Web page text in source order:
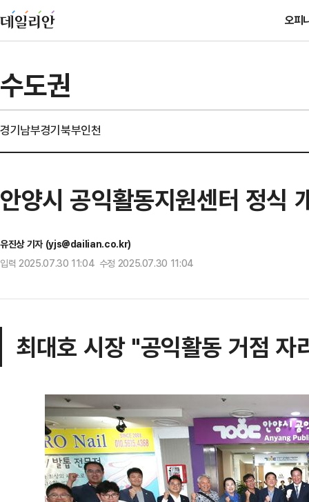
오피
수도권
경기남부경기북부인천
안양시 공익활동지원센터 정식
유진상 기자 (yjs@dailian.co.kr)
입력 2025.07.30 11:04 수정 2025.07.30 11:04
최대호 시장 "공익활동 거점 자